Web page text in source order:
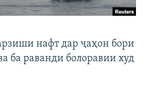
нафт дар ҷаҳон бори
ба раванди болоравии худ